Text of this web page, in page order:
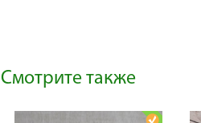
Смотрите также